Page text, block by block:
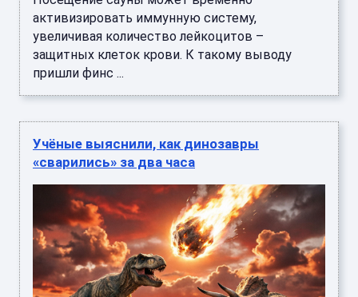
активизировать иммунную систему,
увеличивая количество лейкоцитов –
защитных клеток крови. К такому выводу
пришли финс ...
Учёные выяснили, как динозавры
«сварились» за два часа